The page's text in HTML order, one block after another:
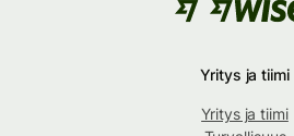
Yritys ja tiimi
Yritys ja tiimi